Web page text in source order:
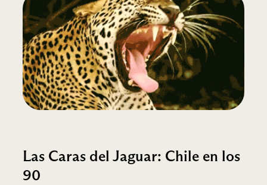
Las Caras del Jaguar: Chile en los
90